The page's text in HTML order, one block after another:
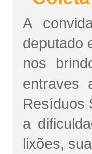
A
deputado
nos
entraves
Resíduos
a
lixões,